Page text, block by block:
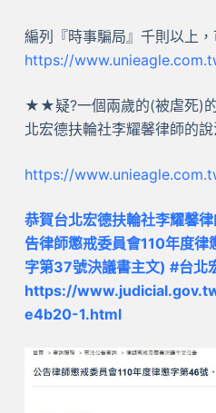
編列『時事騙局』千則以上
https://
★★疑?一個兩歲的(被虐死)
北宏德扶輪社李耀馨律師的說
https://
恭賀台北宏德扶輪社李耀馨
告律師懲戒委員會110年度
字第37號決議書主文) #台北
https://
e4b20-1.html